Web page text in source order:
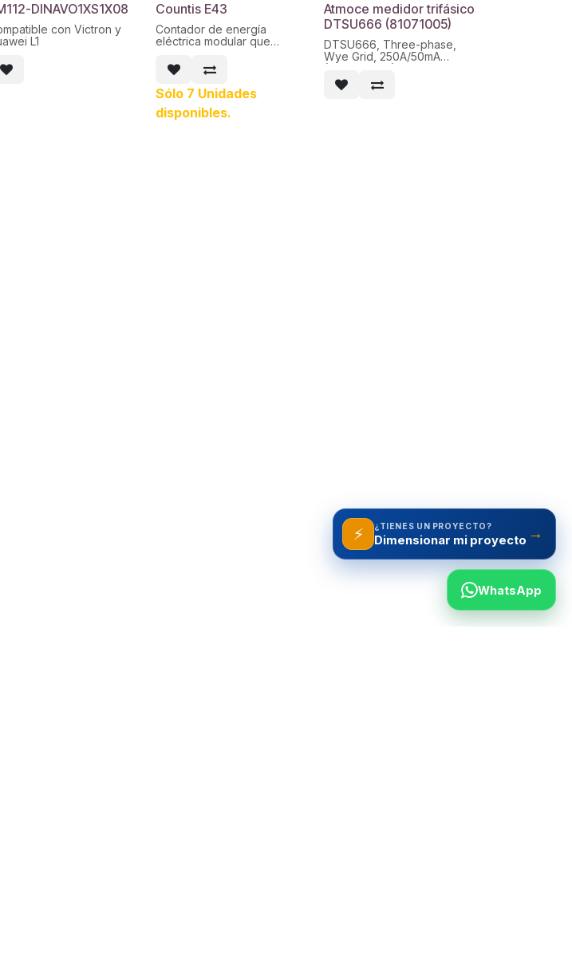
DINAVO1XS1X08
con Victron y
L1
Countis E43
Contador de energía
eléctrica modular que
kVArh y kVA) y otras
medidas directamente en su
pantalla LCD retroiluminada.
Se ha diseñado para la
medida de carga trifásica
Sólo 7 Unidades
disponibles.
Atmoce medidor trifásico
DTSU666 (81071005)
DTSU666, Three-phase,
Wye Grid, 250A/50mA
(400A/40mA)
⚡ ¿TIENES UN PROYECTO? →
WhatsApp